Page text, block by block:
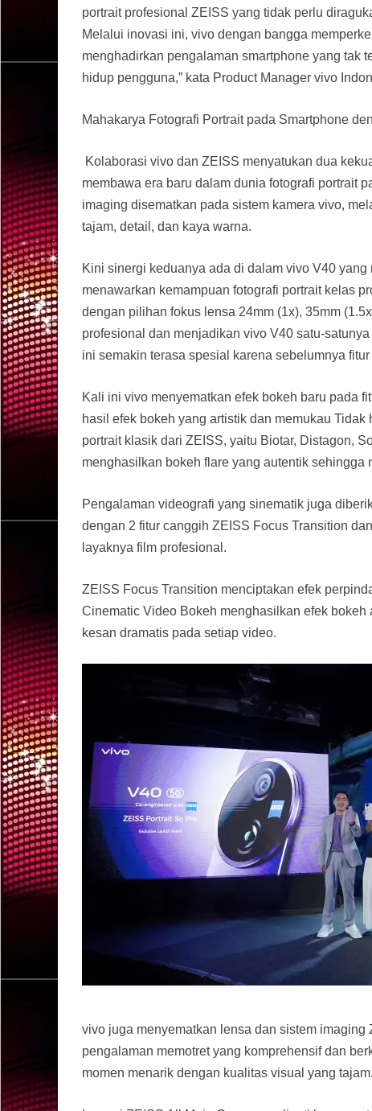
portrait profesional ZEISS yang tidak perlu
Melalui inovasi ini, vivo dengan bangga
menghadirkan pengalaman smartphone yang tak
hidup pengguna,” kata Product Manager vivo
Mahakarya Fotografi Portrait pada Smartphone
Kolaborasi vivo dan ZEISS menyatukan dua
membawa era baru dalam dunia fotografi portrait
imaging disematkan pada sistem kamera vivo,
tajam, detail, dan kaya warna.
Kini sinergi keduanya ada di dalam vivo V40
menawarkan kemampuan fotografi portrait kelas
dengan pilihan fokus lensa 24mm (1x), 35mm
profesional dan menjadikan vivo V40 satu-
ini semakin terasa spesial karena sebelumnya
Kali ini vivo menyematkan efek bokeh baru pada
hasil efek bokeh yang artistik dan memukau
portrait klasik dari ZEISS, yaitu Biotar, Distagon,
menghasilkan bokeh flare yang autentik sehingga
Pengalaman videografi yang sinematik juga
dengan 2 fitur canggih ZEISS Focus Transition
layaknya film profesional.
ZEISS Focus Transition menciptakan efek
Cinematic Video Bokeh menghasilkan efek
kesan dramatis pada setiap video.
vivo juga menyematkan lensa dan sistem
pengalaman memotret yang komprehensif dan
momen menarik dengan kualitas visual yang tajam.